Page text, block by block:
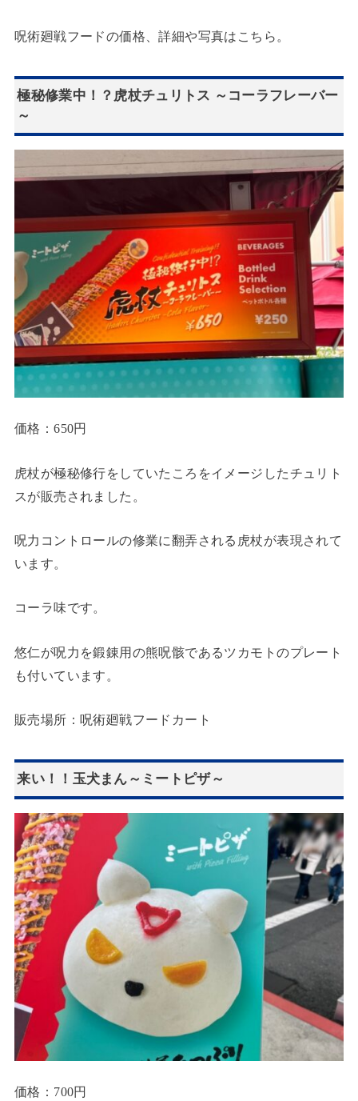
呪術廻戦フードの価格、詳細や写真はこちら。
極秘修業中！？虎杖チュリトス ～コーラフレーバー
～
価格：650円
虎杖が極秘修行をしていたころをイメージしたチュリト
スが販売されました。
呪力コントロールの修業に翻弄される虎杖が表現されて
います。
コーラ味です。
悠仁が呪力を鍛錬用の熊呪骸であるツカモトのプレート
も付いています。
販売場所：呪術廻戦フードカート
来い！！玉犬まん～ミートピザ～
価格：700円